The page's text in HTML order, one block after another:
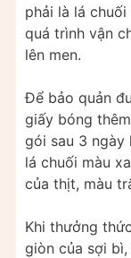
phải là lá
quá trình vận
lên men.
Để bảo quản
giấy bóng
gói sau 3 ngày
lá chuối màu
của thịt, màu
Khi thưởng
giòn của sợi